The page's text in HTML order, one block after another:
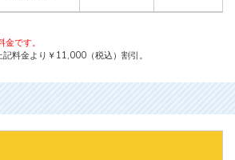
です。
料金より￥11,000（税込）割引。